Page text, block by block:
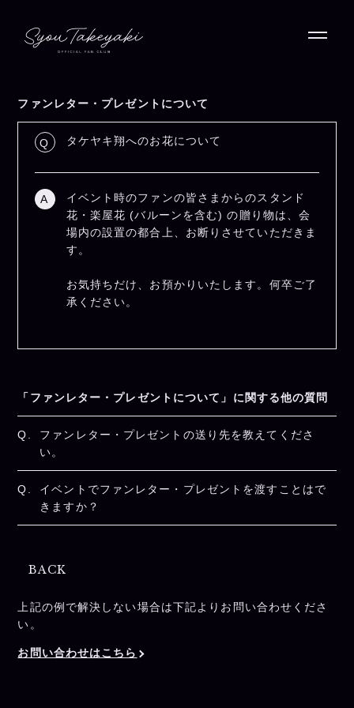
ファンレター・プレゼントについて
Q タケヤキ翔へのお花について
A
イベント時のファンの皆さまからのスタンド
花・楽屋花 (バルーンを含む) の贈り物は、会
場内の設置の都合上、お断りさせていただきま
す。
お気持ちだけ、お預かりいたします。何卒ご了
承ください。
「ファンレター・プレゼントについて」に関する他の質問
Q.
ファンレター・プレゼントの送り先を教えてくださ
い。
Q.
イベントでファンレター・プレゼントを渡すことはで
きますか？
BACK
上記の例で解決しない場合は下記よりお問い合わせくださ
い。
お問い合わせはこちら